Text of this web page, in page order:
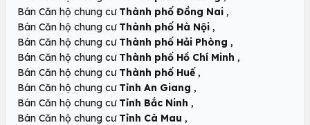
Bán Căn hộ chung cư Thành phố Đồng Nai ,
Bán Căn hộ chung cư Thành phố Hà Nội ,
Bán Căn hộ chung cư Thành phố Hải Phòng ,
Bán Căn hộ chung cư Thành phố Hồ Chí Minh ,
Bán Căn hộ chung cư Thành phố Huế ,
Bán Căn hộ chung cư Tỉnh An Giang ,
Bán Căn hộ chung cư Tỉnh Bắc Ninh ,
Bán Căn hộ chung cư Tỉnh Cà Mau ,